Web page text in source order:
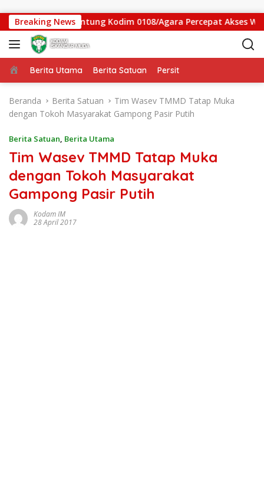
Breaking News
Jembatan Gantung Kodim 0108/Agara Percepat Akses
Beranda
Berita Utama Berita Satuan Persit
Beranda Berita Satuan
Tim Wasev TMMD Tatap Muka
dengan Tokoh Masyarakat Gampong Pasir Putih
Berita Satuan, Berita Utama
Tim Wasev TMMD Tatap Muka
dengan Tokoh Masyarakat
Gampong Pasir Putih
Kodam IM
28 April 2017